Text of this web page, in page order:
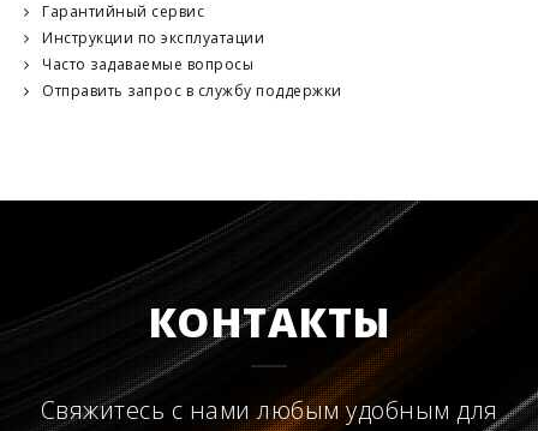
Гарантийный сервис
Инструкции по эксплуатации
Часто задаваемые вопросы
Отправить запрос в службу поддержки
КОНТАКТЫ
Свяжитесь с нами любым удобным для